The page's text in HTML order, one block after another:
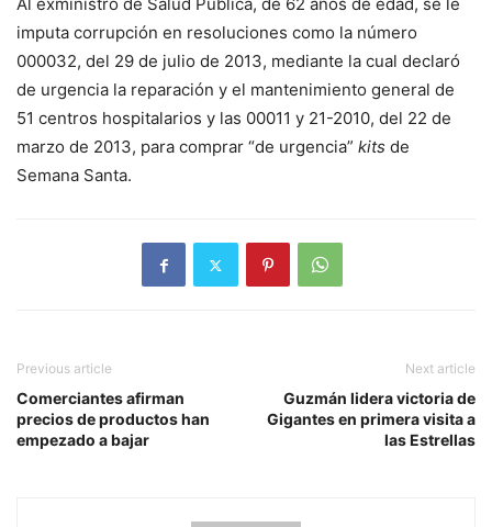
imputa corrupción en resoluciones como la número
000032, del 29 de julio de 2013, mediante la cual declaró
de urgencia la reparación y el mantenimiento general de
51 centros hospitalarios y las 00011 y 21-2010, del 22 de
marzo de 2013, para comprar “de urgencia” kits de
Semana Santa.
Previous article
Comerciantes afirman
precios de productos han
empezado a bajar
Next article
Guzmán lidera victoria de
Gigantes en primera visita a
las Estrellas